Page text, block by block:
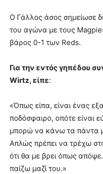
Ο Γάλλος άσος σημείωσε
του αγώνα με τους
βάρος 0-1 των Reds.
Για την εντός γηπέδου
Wirtz, είπε:
«Όπως είπα, είναι ένας
ποδόσφαιρο, οπότε είναι
μπορώ να κάνω τα πάντα
Απλώς πρέπει να τρέχω
ότι θα με βρει όπως
παίζω μαζί του.»